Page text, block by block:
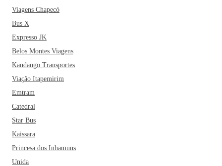
Viagens Chapecó
Bus X
Expresso JK
Belos Montes Viagens
Kandango Transportes
Viação Itapemirim
Emtram
Catedral
Star Bus
Kaissara
Princesa dos Inhamuns
Unida